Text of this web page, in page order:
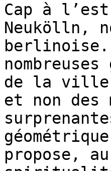
Cap à
Neukölln,
berlinoise.
de la ville
et non des
propose,